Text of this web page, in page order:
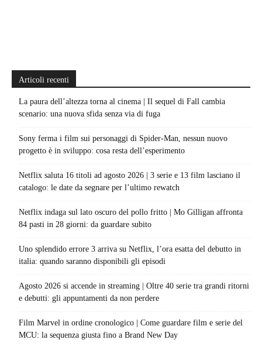
Articoli recenti
La paura dell’altezza torna al cinema | Il sequel di Fall cambia
scenario: una nuova sfida senza via di fuga
Sony ferma i film sui personaggi di Spider-Man, nessun nuovo
progetto è in sviluppo: cosa resta dell’esperimento
Netflix saluta 16 titoli ad agosto 2026 | 3 serie e 13 film lasciano il
catalogo: le date da segnare per l’ultimo rewatch
Netflix indaga sul lato oscuro del pollo fritto | Mo Gilligan affronta
84 pasti in 28 giorni: da guardare subito
Uno splendido errore 3 arriva su Netflix, l’ora esatta del debutto in
italia: quando saranno disponibili gli episodi
Agosto 2026 si accende in streaming | Oltre 40 serie tra grandi ritorni
e debutti: gli appuntamenti da non perdere
Film Marvel in ordine cronologico | Come guardare film e serie del
MCU: la sequenza giusta fino a Brand New Day